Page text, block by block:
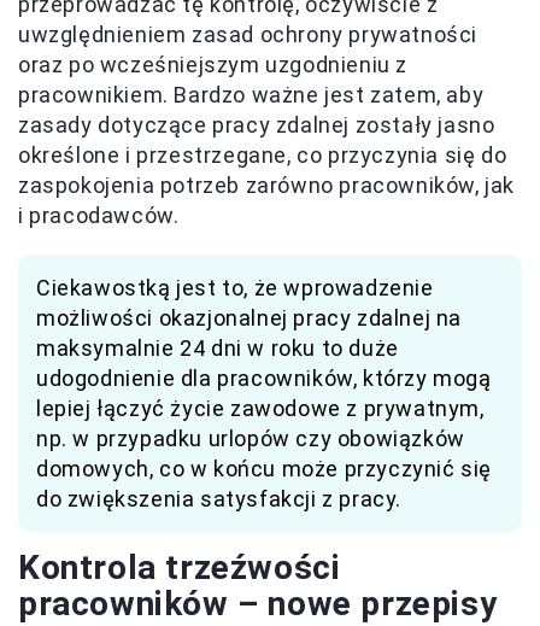
uwzględnieniem zasad ochrony prywatności
oraz po wcześniejszym uzgodnieniu z
pracownikiem. Bardzo ważne jest zatem, aby
zasady dotyczące pracy zdalnej zostały jasno
określone i przestrzegane, co przyczynia się do
zaspokojenia potrzeb zarówno pracowników, jak
i pracodawców.
Ciekawostką jest to, że wprowadzenie
możliwości okazjonalnej pracy zdalnej na
maksymalnie 24 dni w roku to duże
udogodnienie dla pracowników, którzy mogą
lepiej łączyć życie zawodowe z prywatnym,
np. w przypadku urlopów czy obowiązków
domowych, co w końcu może przyczynić się
do zwiększenia satysfakcji z pracy.
Kontrola trzeźwości
pracowników – nowe przepisy